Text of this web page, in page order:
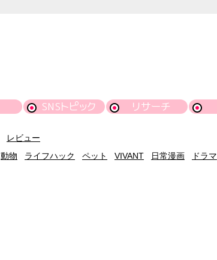
SNSトピック リサーチ
レビュー
動物 ライフハック ペット VIVANT 日常漫画 ドラマ